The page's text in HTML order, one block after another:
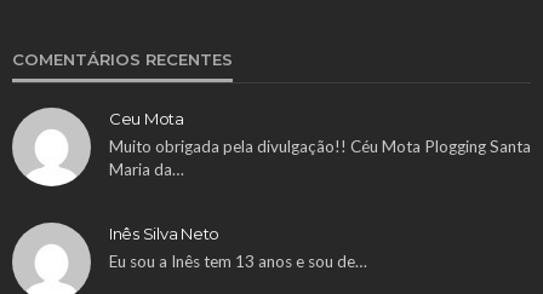
COMENTÁRIOS RECENTES
Ceu Mota
Muito obrigada pela divulgação!! Céu Mota Plogging Santa
Maria da…
Inês Silva Neto
Eu sou a Inês tem 13 anos e sou de…